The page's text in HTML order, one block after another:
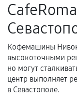
техническим
гарантии
Кофемашины
высокоточными
но могут
центр выполняет
в Севастополе.